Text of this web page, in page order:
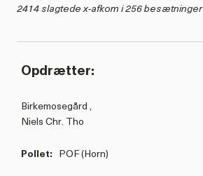
2414 slagtede x-afkom i 256 besætninger
Opdrætter:
Birkemosegård ,
Niels Chr. Tho
Pollet: POF (Horn)